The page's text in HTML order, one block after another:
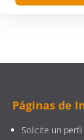
Páginas de
Solicite un perfil